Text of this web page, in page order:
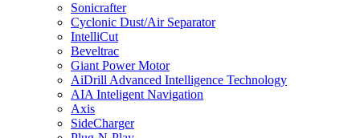
Sonicrafter
Cyclonic Dust/Air Separator
IntelliCut
Beveltrac
Giant Power Motor
AiDrill Advanced Intelligence Technology
AIA Inteligent Navigation
Axis
SideCharger